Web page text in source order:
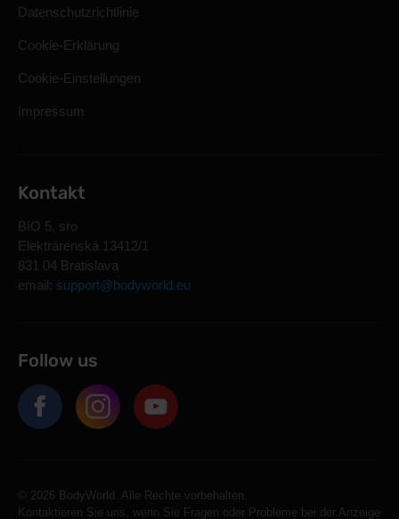
Datenschutzrichtlinie
Cookie-Erklärung
Cookie-Einstellungen
Impressum
Kontakt
BIO 5, sro
Elektrárenská 13412/1
831 04 Bratislava
email: support@bodyworld.eu
Follow us
© 2026 BodyWorld. Alle Rechte vorbehalten.
Kontaktieren Sie uns, wenn Sie Fragen oder Probleme bei der Anzeige